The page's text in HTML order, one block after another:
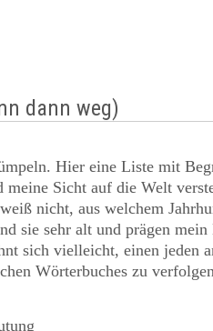
dann weg)
Hier eine Liste mit
meine Sicht auf die Welt
nicht, aus welchem
sie sehr alt und prägen
sich vielleicht, einen jeden
Wörterbuches zu